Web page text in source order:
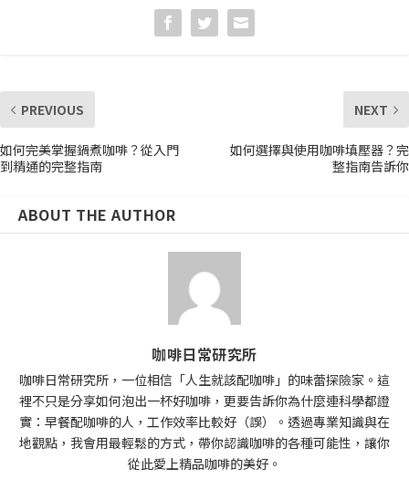
PREVIOUS
如何完美掌握鍋煮咖啡？從入門
到精通的完整指南
NEXT
如何選擇與使用咖啡填壓器？完
整指南告訴你
ABOUT THE AUTHOR
咖啡日常研究所
咖啡日常研究所，一位相信「人生就該配咖啡」的味蕾探險家。這
裡不只是分享如何泡出一杯好咖啡，更要告訴你為什麼連科學都證
實：早餐配咖啡的人，工作效率比較好（誤）。透過專業知識與在
地觀點，我會用最輕鬆的方式，帶你認識咖啡的各種可能性，讓你
從此愛上精品咖啡的美好。